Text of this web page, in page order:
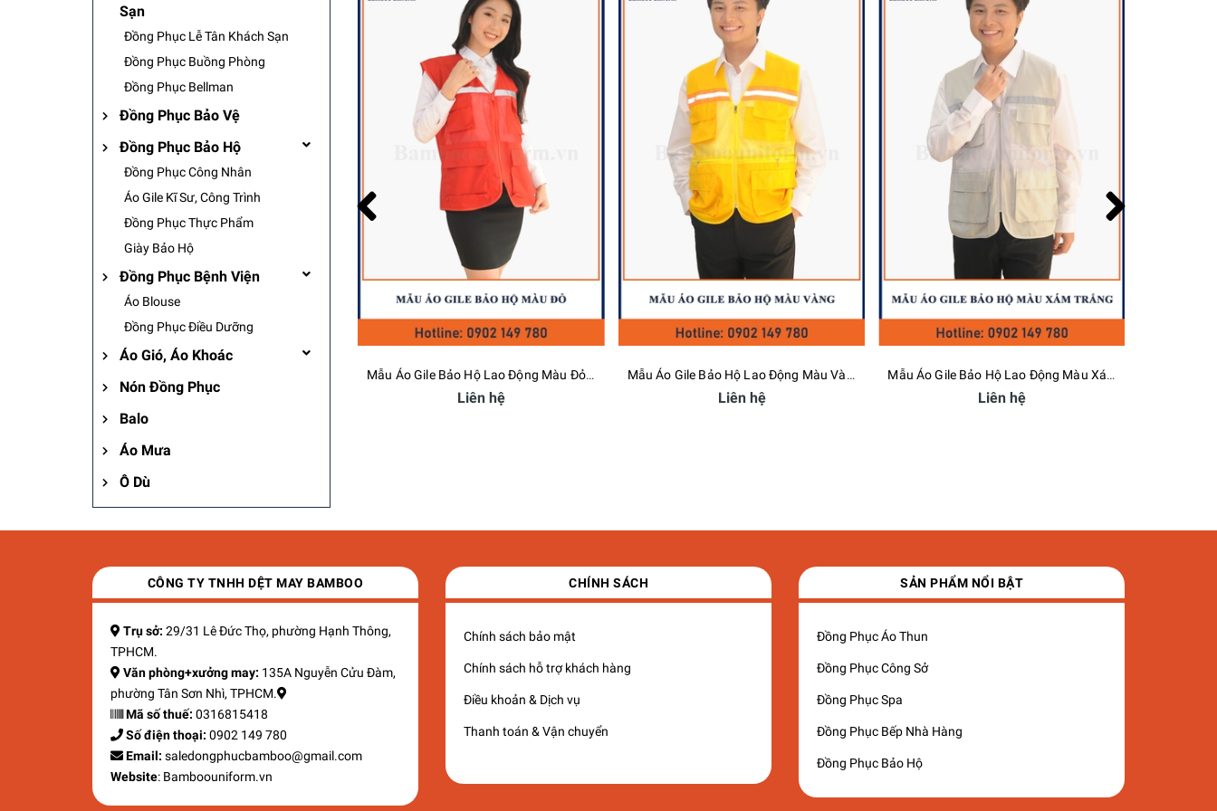
Mẫu Áo Gile Bảo Hộ Lao Động Công Ty Đông Á - Bamboo Uniform Mẫu Áo Gile Bảo Hộ Lao Động Màu Vàng - Bamboo Uniform Mẫu Áo Gile Bảo Hộ Lao Động Xanh Biển - Bamboo Uniform
Sạn
Đồng Phục Lễ Tân Khách Sạn
Đồng Phục Buồng Phòng
Đồng Phục Bellman
Đồng Phục Bảo Vệ
Đồng Phục Bảo Hộ
Đồng Phục Công Nhân
Áo Gile Kĩ Sư, Công Trình
Đồng Phục Thực Phẩm
Giày Bảo Hộ
Đồng Phục Bệnh Viện
Áo Blouse
Đồng Phục Điều Dưỡng
Áo Gió, Áo Khoác
Nón Đồng Phục
Balo
Áo Mưa
Ô Dù
CÔNG TY TNHH DỆT MAY BAMBOO
Trụ sở: 29/31 Lê Đức Thọ, phường Hạnh Thông,
TPHCM.
Văn phòng+xưởng may: 135A Nguyễn Cửu Đàm,
phường Tân Sơn Nhì, TPHCM.
Mã số thuế: 0316815418
Số điện thoại: 0902 149 780
Email: saledongphucbamboo@gmail.com
Website: Bamboouniform.vn
CHÍNH SÁCH
Chính sách bảo mật
Chính sách hỗ trợ khách hàng
Điều khoản & Dịch vụ
Thanh toán & Vận chuyển
SẢN PHẨM NỔI BẬT
Đồng Phục Áo Thun
Đồng Phục Công Sở
Đồng Phục Spa
Đồng Phục Bếp Nhà Hàng
Đồng Phục Bảo Hộ